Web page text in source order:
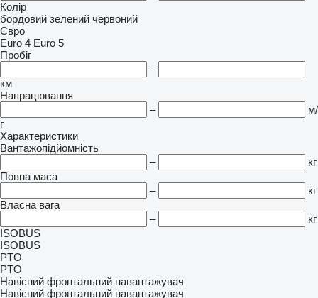
Колір
бордовий зелений червоний
Євро
Euro 4 Euro 5
Пробіг
–
км
Напрацювання
–
м/
г
Характеристики
Вантажопідйомність
–
кг
Повна маса
–
кг
Власна вага
–
кг
ISOBUS
ISOBUS
PTO
PTO
Навісний фронтальний навантажувач
Навісний фронтальний навантажувач